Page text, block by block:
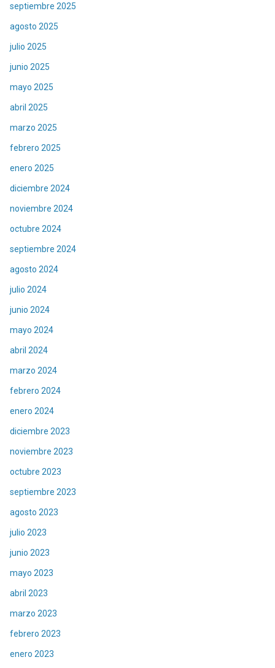
septiembre 2025
agosto 2025
julio 2025
junio 2025
mayo 2025
abril 2025
marzo 2025
febrero 2025
enero 2025
diciembre 2024
noviembre 2024
octubre 2024
septiembre 2024
agosto 2024
julio 2024
junio 2024
mayo 2024
abril 2024
marzo 2024
febrero 2024
enero 2024
diciembre 2023
noviembre 2023
octubre 2023
septiembre 2023
agosto 2023
julio 2023
junio 2023
mayo 2023
abril 2023
marzo 2023
febrero 2023
enero 2023